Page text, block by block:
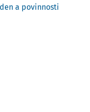
a povinnosti